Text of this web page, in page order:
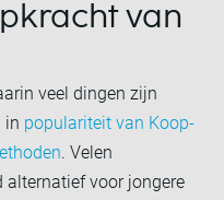
van
veel dingen zijn
in populariteit van Koop-
. Velen
alternatief voor jongere